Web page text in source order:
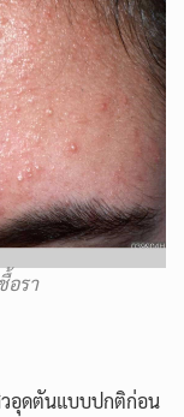
อรา
วอุดตันแบบปกติก่อน